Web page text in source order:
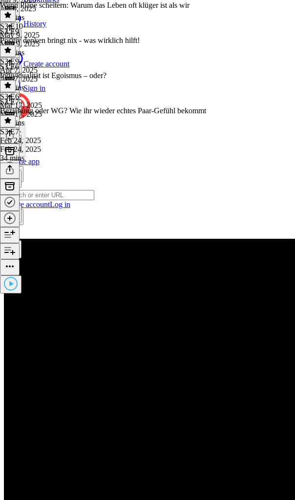
History
Create account
Sign in
Get the app
Create accountLog in
Jun 9, 2025
53 mins
Wenn Pläne scheitern: Warum das Leben oft klüger ist als wir
S3 E10·
May 9, 2025
May 9, 2025
18 mins
S3 E9
Positiv denken bringt nix - was wirklich hilft!
S3 E9·
Apr 7, 2025
Apr 7, 2025
21 mins
S3 E6
Individualität ist Egoismus – oder?
S3 E6·
Mar 17, 2025
Mar 17, 2025
20 mins
S3 E7
Beziehung oder WG? Wie ihr wieder echtes Paar-Gefühl bekommt
S3 E7·
Feb 24, 2025
Feb 24, 2025
34 mins